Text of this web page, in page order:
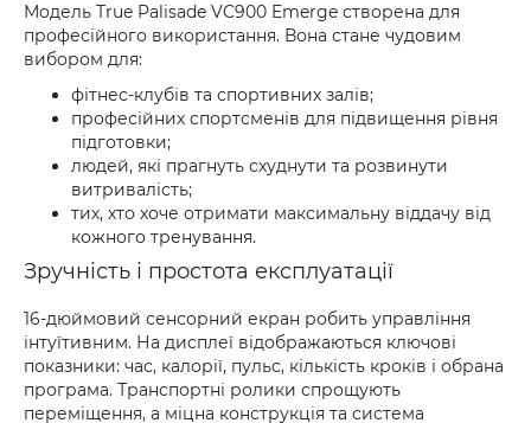
Модель True Palisade VC900 Emerge створена для
професійного використання. Вона стане чудовим
вибором для:
фітнес-клубів та спортивних залів;
професійних спортсменів для підвищення рівня
підготовки;
людей, які прагнуть схуднути та розвинути
витривалість;
тих, хто хоче отримати максимальну віддачу від
кожного тренування.
Зручність і простота експлуатації
16-дюймовий сенсорний екран робить управління
інтуїтивним. На дисплеї відображаються ключові
показники: час, калорії, пульс, кількість кроків і обрана
програма. Транспортні ролики спрощують
переміщення, а міцна конструкція та система